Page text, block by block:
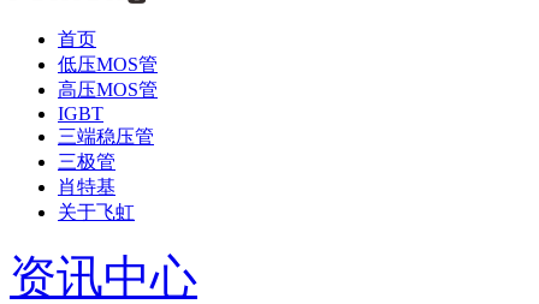
首页
低压MOS管
高压MOS管
IGBT
三端稳压管
三极管
肖特基
关于飞虹
资讯中心